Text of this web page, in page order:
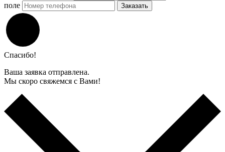
поле
Заказать
Спасибо!
Ваша заявка отправлена.
Мы скоро свяжемся с Вами!